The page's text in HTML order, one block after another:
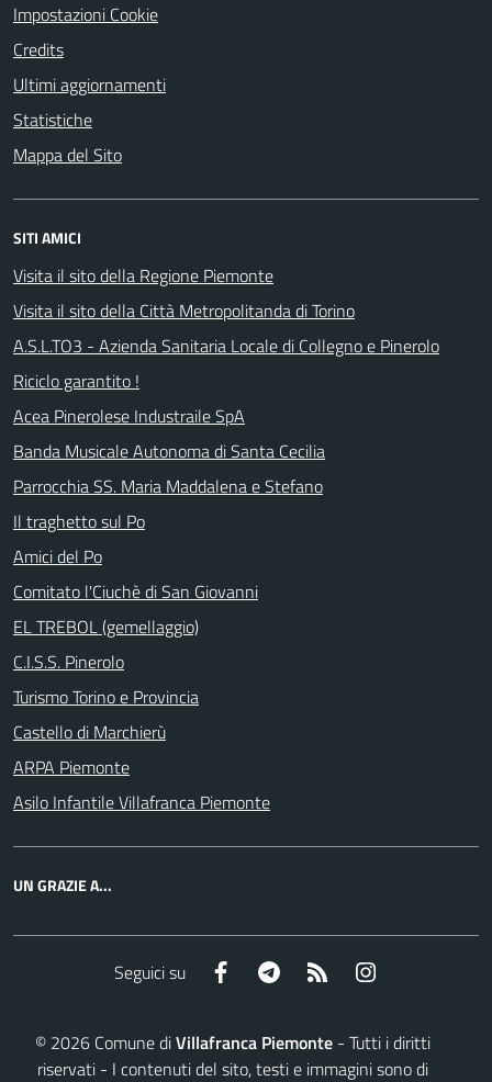
Impostazioni Cookie
Credits
Ultimi aggiornamenti
Statistiche
Mappa del Sito
SITI AMICI
Visita il sito della Regione Piemonte
Visita il sito della Città Metropolitanda di Torino
A.S.L.TO3 - Azienda Sanitaria Locale di Collegno e Pinerolo
Riciclo garantito !
Acea Pinerolese Industraile SpA
Banda Musicale Autonoma di Santa Cecilia
Parrocchia SS. Maria Maddalena e Stefano
Il traghetto sul Po
Amici del Po
Comitato l'Ciuchè di San Giovanni
EL TREBOL (gemellaggio)
C.I.S.S. Pinerolo
Turismo Torino e Provincia
Castello di Marchierù
ARPA Piemonte
Asilo Infantile Villafranca Piemonte
UN GRAZIE A...
Seguici su Facebook Telegram RSS
© 2026 Comune diVillafranca Piemonte - Tutti i diritti
riservati - I contenuti del sito, testi e immagini sono di